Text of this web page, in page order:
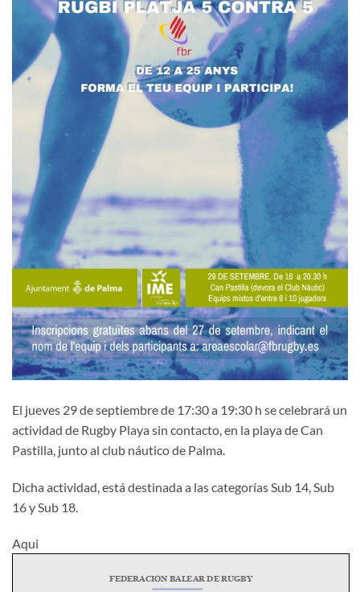
El jueves 29 de septiembre de 17:30 a 19:30 h se celebrará un
actividad de Rugby Playa sin contacto, en la playa de Can
Pastilla, junto al club náutico de Palma.
Dicha actividad, está destinada a las categorías Sub 14, Sub
16 y Sub 18.
Aqui